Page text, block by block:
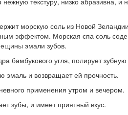
морскую соль из Новой
эффектом. Морская спа соль
эмали зубов.
бамбукового угля, полирует
эмаль и возвращает ей прочность.
применения утром и вечером.
зубы, и имеет приятный вкус.